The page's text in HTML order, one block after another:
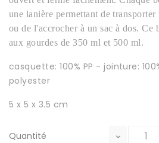
une lanière permettant de
ou de l'accrocher à un sac à dos. Ce
aux gourdes de 350 ml et 500 ml.
casquette: 100% PP - jointure:
polyester
5 x 5 x 3.5 cm
Quantité